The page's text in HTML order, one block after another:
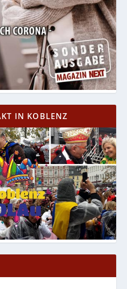
IN KOBLENZ